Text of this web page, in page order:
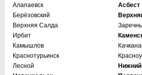
Алапаевск
Асбест
Берёзовский
Верхняя Салда
Ирбит
Камышлов
Краснотурьинск
Лесной
Нижний